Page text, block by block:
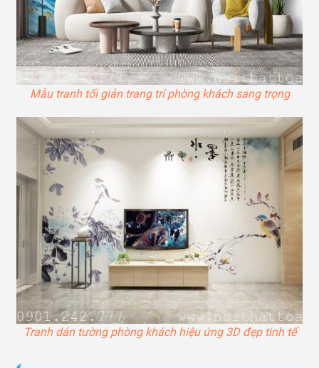
Mẫu tranh tối giản trang trí phòng khách sang trọng
Tranh dán tường phòng khách hiệu ứng 3D đẹp tinh tế